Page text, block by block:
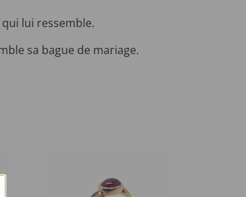
lui ressemble.
sa bague de mariage.